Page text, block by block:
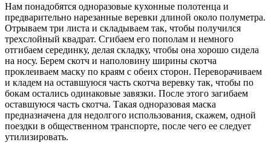
Нам понадобятся одноразовые кухонные полотенца и
предварительно нарезанные веревки длиной около полуметра.
Отрываем три листа и складываем так, чтобы получился
трехслойный квадрат. Сгибаем его пополам и немного
отгибаем серединку, делая складку, чтобы она хорошо сидела
на носу. Берем скотч и наполовину ширины скотча
проклеиваем маску по краям с обеих сторон. Переворачиваем
и кладем на оставшуюся часть скотча веревку так, чтобы по
бокам остались одинаковые завязки. После этого загибаем
оставшуюся часть скотча. Такая одноразовая маска
предназначена для недолгого использования, скажем, одной
поездки в общественном транспорте, после чего ее следует
утилизировать.